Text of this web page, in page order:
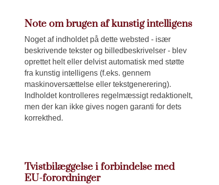
Note om brugen af kunstig intelligens
Noget af indholdet på dette websted - især
beskrivende tekster og billedbeskrivelser - blev
oprettet helt eller delvist automatisk med støtte
fra kunstig intelligens (f.eks. gennem
maskinoversættelse eller tekstgenerering).
Indholdet kontrolleres regelmæssigt redaktionelt,
men der kan ikke gives nogen garanti for dets
korrekthed.
Tvistbilæggelse i forbindelse med
EU-forordninger